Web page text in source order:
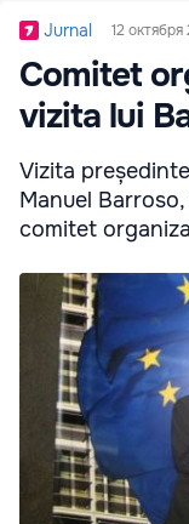
Jurnal 12 октября
Comitet
vizita lui
Vizita
Manuel
comitet